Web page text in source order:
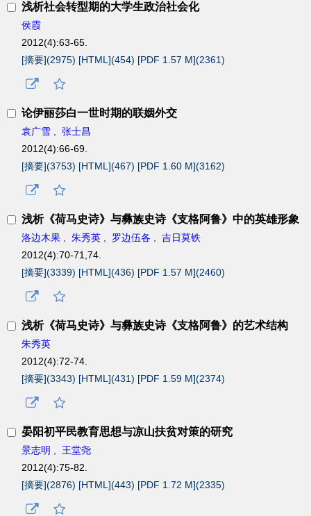
浅析社会转型期的大学生政治社会化
侯霞
2012(4):63-65.
[摘要](2975) [HTML](454) [PDF 1.57 M](2361)
论伊丽莎白一世时期的联姻外交
袁广雪 , 张士昌
2012(4):66-69.
[摘要](3753) [HTML](467) [PDF 1.60 M](3162)
浅析《荷马史诗》与彝族史诗《支格阿鲁》中的英雄形象
洛边木果 , 朱秀英 , 罗边伍各 , 吉日莫铁
2012(4):70-71,74.
[摘要](3339) [HTML](436) [PDF 1.57 M](2460)
浅析《荷马史诗》与彝族史诗《支格阿鲁》的艺术结构
朱秀英
2012(4):72-74.
[摘要](3343) [HTML](431) [PDF 1.59 M](2374)
晏阳初平民教育思想与凉山扶贫对策的研究
景志明 , 王堂尧
2012(4):75-82.
[摘要](2876) [HTML](443) [PDF 1.72 M](2335)